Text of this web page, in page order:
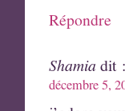
Répondre
Shamia dit :
décembre 5,